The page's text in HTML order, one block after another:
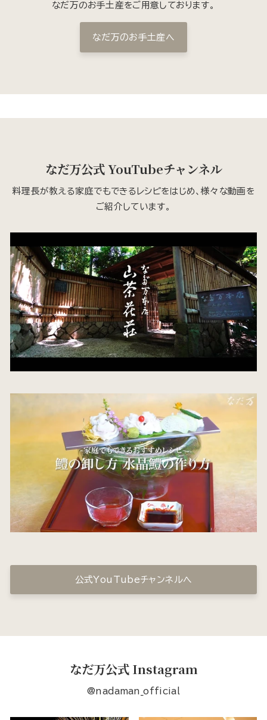
なだ万のお手土産をご用意しております。
なだ万のお手土産へ
なだ万公式 YouTubeチャンネル
料理長が教える家庭でもできるレシピをはじめ、様々な動画を
ご紹介しています。
公式YouTubeチャンネルへ
なだ万公式 Instagram
@nadaman_official